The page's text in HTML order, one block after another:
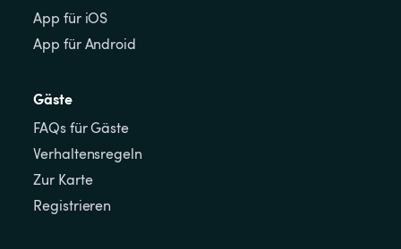
App für iOS
App für Android
Gäste
FAQs für Gäste
Verhaltensregeln
Zur Karte
Registrieren